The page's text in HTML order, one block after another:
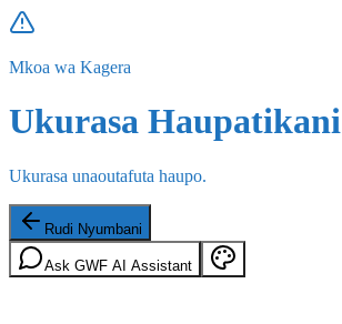
Mkoa wa Kagera
Ukurasa Haupatikani
Ukurasa unaoutafuta haupo.
Rudi Nyumbani
Ask GWF AI Assistant